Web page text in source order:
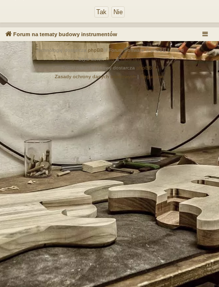
Forum na tematy budowy instrumentów
Technologię dostarcza phpBB ® Forum Software © phpBB Limited
Style autor:Arty&halilesen
Polski pakiet językowy dostarcza
phpBB.pl
Zasady ochrony danych osobowych
| Regulamin